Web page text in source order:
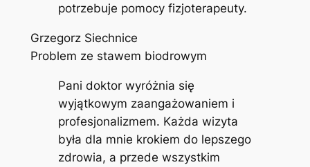
potrzebuje pomocy fizjoterapeuty.
Grzegorz Siechnice
Problem ze stawem biodrowym
Pani doktor wyróżnia się
wyjątkowym zaangażowaniem i
profesjonalizmem. Każda wizyta
była dla mnie krokiem do lepszego
zdrowia, a przede wszystkim